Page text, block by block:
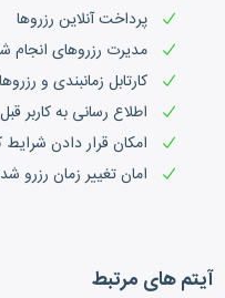
پرداخت آنلاین رزروها
مدیرت رزروهای انجام
کارتابل زمانبندی و رزروها
اطلاع رسانی به کاربر
امکان قرار دادن
امان تغییر زمان رزرو
آیتم های مرتبط